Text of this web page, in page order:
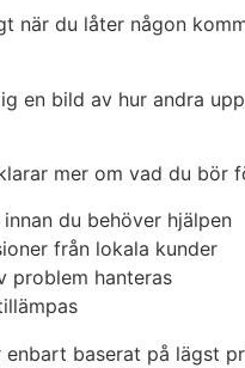
när du låter någon
en bild av hur andra
mer om vad du bör
du behöver hjälpen
från lokala kunder
problem hanteras
enbart baserat på lägst